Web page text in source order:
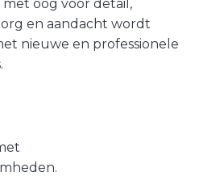
oog voor detail,
en aandacht wordt
nieuwe en professionele